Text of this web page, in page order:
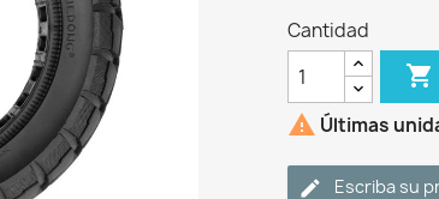
Cantidad

 Últimas
Escriba su